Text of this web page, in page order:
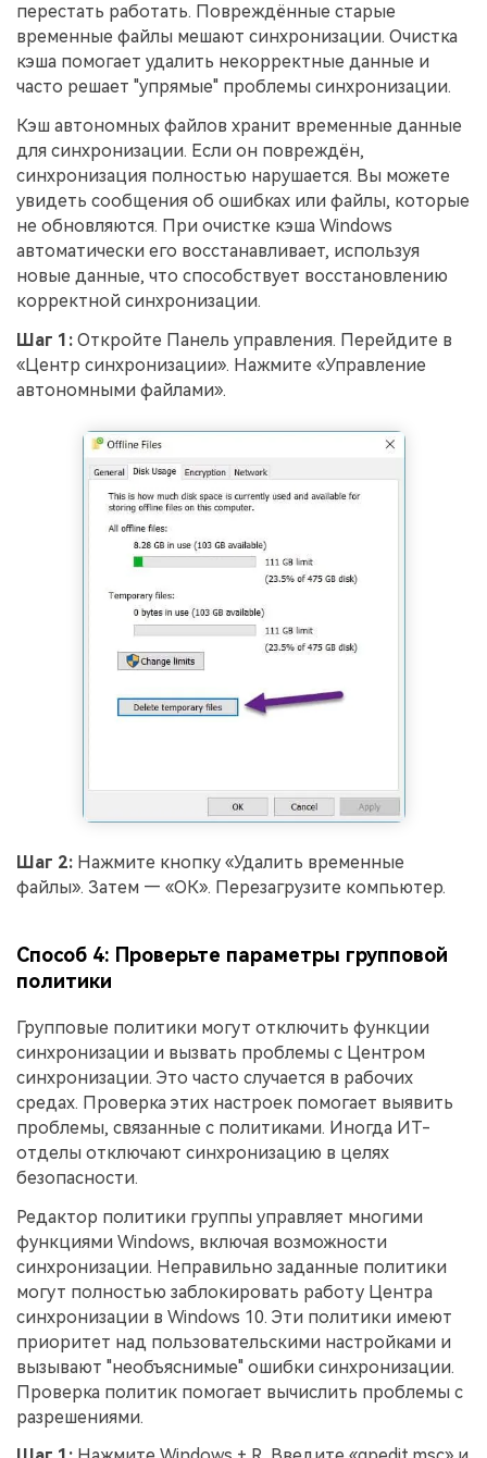
перестать работать. Повреждённые старые
временные файлы мешают синхронизации. Очистка
кэша помогает удалить некорректные данные и
часто решает "упрямые" проблемы синхронизации.
Кэш автономных файлов хранит временные данные
для синхронизации. Если он повреждён,
синхронизация полностью нарушается. Вы можете
увидеть сообщения об ошибках или файлы, которые
не обновляются. При очистке кэша Windows
автоматически его восстанавливает, используя
новые данные, что способствует восстановлению
корректной синхронизации.
Шаг 1: Откройте Панель управления. Перейдите в
«Центр синхронизации». Нажмите «Управление
автономными файлами».
Шаг 2: Нажмите кнопку «Удалить временные
файлы». Затем — «ОК». Перезагрузите компьютер.
Способ 4: Проверьте параметры групповой
политики
Групповые политики могут отключить функции
синхронизации и вызвать проблемы с Центром
синхронизации. Это часто случается в рабочих
средах. Проверка этих настроек помогает выявить
проблемы, связанные с политиками. Иногда ИТ-
отделы отключают синхронизацию в целях
безопасности.
Редактор политики группы управляет многими
функциями Windows, включая возможности
синхронизации. Неправильно заданные политики
могут полностью заблокировать работу Центра
синхронизации в Windows 10. Эти политики имеют
приоритет над пользовательскими настройками и
вызывают "необъяснимые" ошибки синхронизации.
Проверка политик помогает вычислить проблемы с
разрешениями.